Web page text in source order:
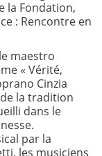
la Fondation,
: Rencontre en
maestro
« Vérité,
Cinzia
la tradition
dans le
par la
les musiciens